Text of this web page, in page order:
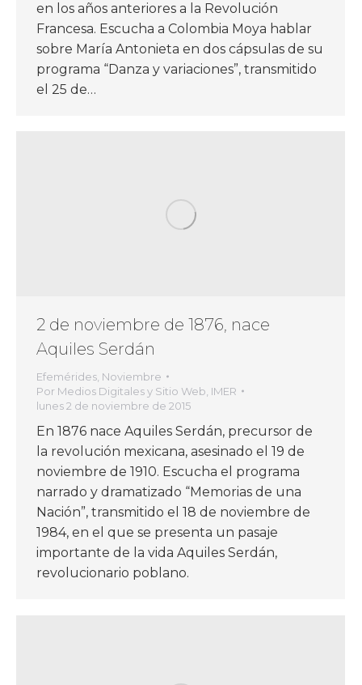
en los años anteriores a la Revolución
Francesa. Escucha a Colombia Moya hablar
sobre María Antonieta en dos cápsulas de su
programa “Danza y variaciones”, transmitido
el 25 de…
2 de noviembre de 1876, nace
Aquiles Serdán
Efemérides Noviembre
Por Medios Digitales y Sitio Web, IMER
lunes 2 de noviembre de 2015
En 1876 nace Aquiles Serdán, precursor de
la revolución mexicana, asesinado el 19 de
noviembre de 1910. Escucha el programa
narrado y dramatizado “Memorias de una
Nación”, transmitido el 18 de noviembre de
1984, en el que se presenta un pasaje
importante de la vida Aquiles Serdán,
revolucionario poblano.